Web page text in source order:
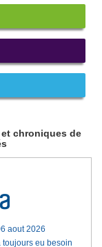
chroniques de
aout 2026
toujours eu besoin